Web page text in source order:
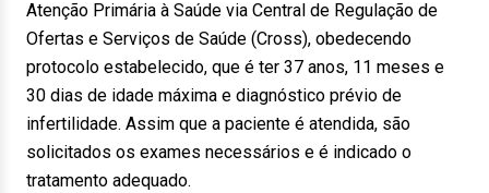
Atenção Primária à Saúde via Central de Regulação de
Ofertas e Serviços de Saúde (Cross), obedecendo
protocolo estabelecido, que é ter 37 anos, 11 meses e
30 dias de idade máxima e diagnóstico prévio de
infertilidade. Assim que a paciente é atendida, são
solicitados os exames necessários e é indicado o
tratamento adequado.